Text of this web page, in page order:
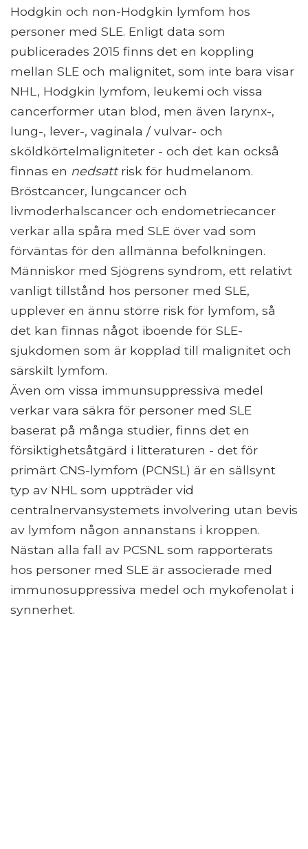
Hodgkin och non-Hodgkin lymfom hos
personer med SLE. Enligt data som
publicerades 2015 finns det en koppling
mellan SLE och malignitet, som inte bara visar
NHL, Hodgkin lymfom, leukemi och vissa
cancerformer utan blod, men även larynx-,
lung-, lever-, vaginala / vulvar- och
sköldkörtelmaligniteter - och det kan också
finnas en nedsattrisk för hudmelanom.
Bröstcancer, lungcancer och
livmoderhalscancer och endometriecancer
verkar alla spåra med SLE över vad som
förväntas för den allmänna befolkningen.
Människor med Sjögrens syndrom, ett relativt
vanligt tillstånd hos personer med SLE,
upplever en ännu större risk för lymfom, så
det kan finnas något iboende för SLE-
sjukdomen som är kopplad till malignitet och
särskilt lymfom.
Även om vissa immunsuppressiva medel
verkar vara säkra för personer med SLE
baserat på många studier, finns det en
försiktighetsåtgärd i litteraturen - det för
primärt CNS-lymfom (PCNSL) är en sällsynt
typ av NHL som uppträder vid
centralnervansystemets involvering utan bevis
av lymfom någon annanstans i kroppen.
Nästan alla fall av PCSNL som rapporterats
hos personer med SLE är associerade med
immunosuppressiva medel och mykofenolat i
synnerhet.